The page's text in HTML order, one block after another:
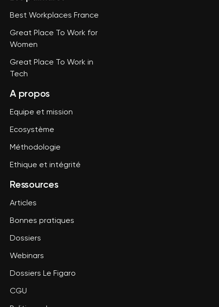
Best Workplaces France
Great Place To Work for
Women
Great Place To Work in
Tech
A propos
Equipe et mission
Ecosystème
Méthodologie
Ethique et intégrité
Ressources
Articles
Bonnes pratiques
Dossiers
Webinars
Dossiers Le Figaro
CGU